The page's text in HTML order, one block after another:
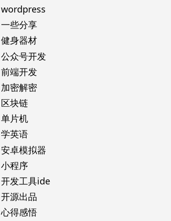
wordpress
一些分享
健身器材
公众号开发
前端开发
加密解密
区块链
单片机
学英语
安卓模拟器
小程序
开发工具ide
开源出品
心得感悟